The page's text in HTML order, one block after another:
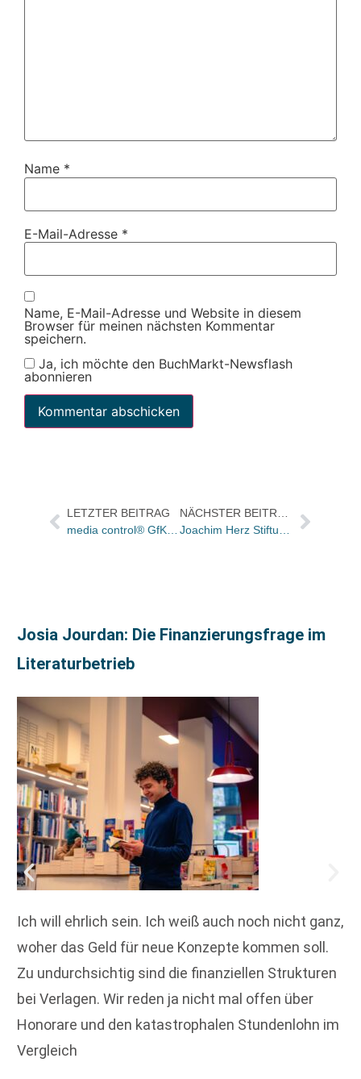
Name *
E-Mail-Adresse *
Name, E-Mail-Adresse und Website in diesem
Browser für meinen nächsten Kommentar
speichern.
Ja, ich möchte den BuchMarkt-Newsflash
abonnieren
LETZTER BEITRAG
media control® GfK mit neuem Logo und neuer Anschrift
Josia Jourdan: Die Finanzierungsfrage im
Literaturbetrieb
Ich will ehrlich sein. Ich weiß auch noch nicht ganz,
woher das Geld für neue Konzepte kommen soll.
Zu undurchsichtig sind die finanziellen Strukturen
bei Verlagen. Wir reden ja nicht mal offen über
Honorare und den katastrophalen Stundenlohn im
Vergleich